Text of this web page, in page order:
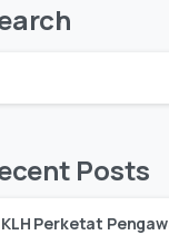
Posts
KLH Perketat